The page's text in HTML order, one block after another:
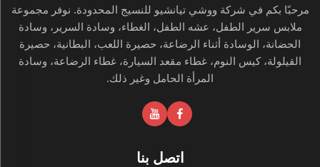
مرحبًا بكم في شركة ووشي تيانشيو للنسيج المحدودة. نوفر مجموعة
ملابس سرير الطفل، عشه الطفل، الغطاء، وسادة السرير، وسادة
الحضانة، الوسادة أثناء الرضاعة، حصيرة اللعب، البطانية، حصيرة
القيلولة، كيس النوم، غطاء مقعد السيارة، غطاء الرضاعة، وسادة
المرأة الحامل وغير ذلك.
اتصل بنا